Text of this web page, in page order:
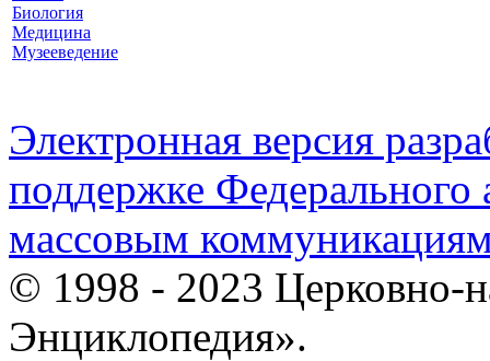
Биология
Медицина
Музееведение
Электронная версия
поддержке Федерального
массовым
© 1998 - 2023 Церковно-
Энциклопедия».